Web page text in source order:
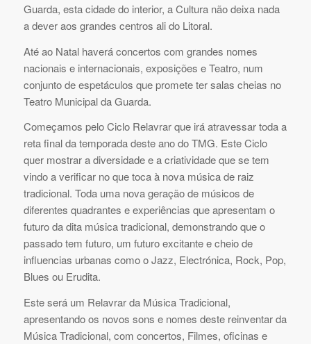
Guarda, esta cidade do interior, a Cultura não deixa nada
a dever aos grandes centros ali do Litoral.
Até ao Natal haverá concertos com grandes nomes
nacionais e internacionais, exposições e Teatro, num
conjunto de espetáculos que promete ter salas cheias no
Teatro Municipal da Guarda.
Começamos pelo Ciclo Relavrar que irá atravessar toda a
reta final da temporada deste ano do TMG. Este Ciclo
quer mostrar a diversidade e a criatividade que se tem
vindo a verificar no que toca à nova música de raiz
tradicional. Toda uma nova geração de músicos de
diferentes quadrantes e experiências que apresentam o
futuro da dita música tradicional, demonstrando que o
passado tem futuro, um futuro excitante e cheio de
influencias urbanas como o Jazz, Electrónica, Rock, Pop,
Blues ou Erudita.
Este será um Relavrar da Música Tradicional,
apresentando os novos sons e nomes deste reinventar da
Música Tradicional, com concertos, Filmes, oficinas e